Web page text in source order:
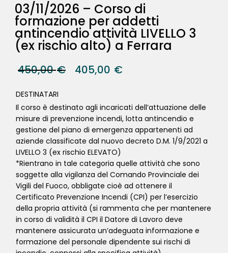
03/11/2026 – Corso di
formazione per addetti
antincendio attività LIVELLO 3
(ex rischio alto) a Ferrara
450,00€ 405,00 €
DESTINATARI
Il corso è destinato agli incaricati dell’attuazione delle
misure di prevenzione incendi, lotta antincendio e
gestione del piano di emergenza appartenenti ad
aziende classificate dal nuovo decreto D.M. 1/9/2021 a
LIVELLO 3 (ex rischio ELEVATO)
*Rientrano in tale categoria quelle attività che sono
soggette alla vigilanza del Comando Provinciale dei
Vigili del Fuoco, obbligate cioè ad ottenere il
Certificato Prevenzione Incendi (CPI) per l’esercizio
della propria attività (si rammenta che per mantenere
in corso di validità il CPI il Datore di Lavoro deve
mantenere assicurata un’adeguata informazione e
formazione del personale dipendente sui rischi di